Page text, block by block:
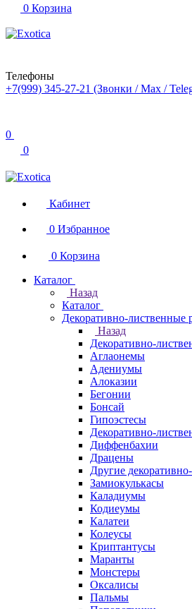
0 Корзина
Телефоны
+7(999) 345-27-21 (Звонки / Max /
0
0
Кабинет
0 Избранное
0 Корзина
Каталог
Назад
Каталог
Декоративно-лиственные
Назад
Декоративно-
Аглаонемы
Адениумы
Алоказии
Бегонии
Бонсай
Гипоэстесы
Декоративно-
Диффенбахии
Драцены
Другие
Замиокулькасы
Каладиумы
Кодиеумы
Калатеи
Колеусы
Криптантусы
Маранты
Монстеры
Оксалисы
Пальмы